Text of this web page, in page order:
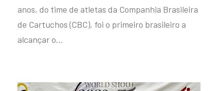
anos, do time de atletas da Companhia Brasileira
de Cartuchos (CBC), foi o primeiro brasileiro a
alcançar o…